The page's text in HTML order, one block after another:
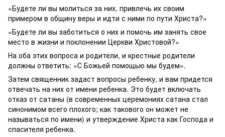
«Будете ли вы молиться за них, привлечь их своим
примером в общину веры и идти с ними по пути Христа?»
«Будете ли вы заботиться о них и помочь им занять свое
место в жизни и поклонении Церкви Христовой?»
На оба этих вопроса и родители, и крестные родители
должны ответить: «С Божьей помощью мы будем».
Затем священник задаст вопросы ребенку, и вам придется
отвечать на них от имени ребенка. Это будет включать
отказ от сатаны (в современных церемониях сатана стал
синонимом всего плохого; как такового он может не
называться по имени) и утверждение Христа как Господа и
спасителя ребенка.